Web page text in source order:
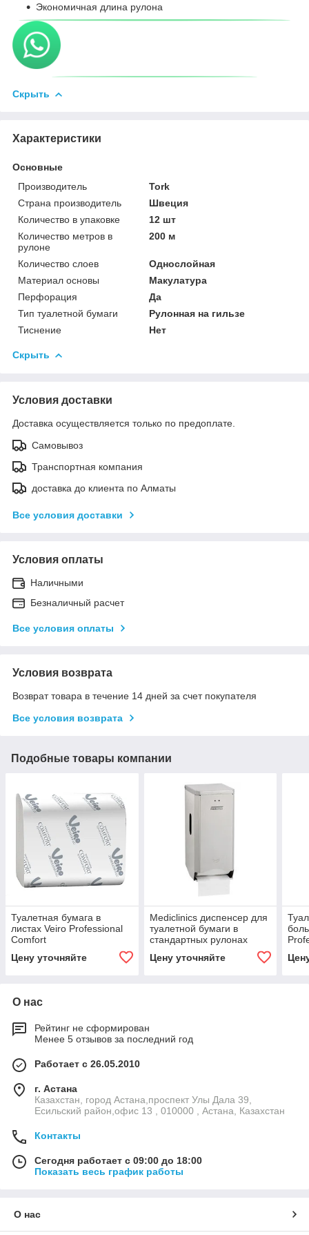
Экономичная длина рулона
Скрыть
Характеристики
Основные
Производитель
Tork
Страна производитель
Швеция
Количество в упаковке
12 шт
Количество метров в
рулоне
200 м
Количество слоев
Однослойная
Материал основы
Макулатура
Перфорация
Да
Тип туалетной бумаги
Рулонная на гильзе
Тиснение
Нет
Скрыть
Условия доставки
Доставка осуществляется только по предоплате.
Самовывоз
Транспортная компания
доставка до клиента по Алматы
Все условия доставки
Условия оплаты
Наличными
Безналичный расчет
Все условия оплаты
Условия возврата
Возврат товара в течение 14 дней за счет покупателя
Все условия возврата
Подобные товары компании
Туалетная бумага в
листах Veiro Professional
Comfort
Цену уточняйте
Mediclinics диспенсер для
туалетной бумаги в
cтандартных рулонах
Цену уточняйте
О нас
Рейтинг не сформирован
Менее 5 отзывов за последний год
Работает с 26.05.2010
г. Астана
Казахстан, город Астана,проспект Улы Дала 39,
Есильский район,офис 13 , 010000 , Астана, Казахстан
Контакты
Сегодня работает с 09:00 до 18:00
Показать весь график работы
О нас